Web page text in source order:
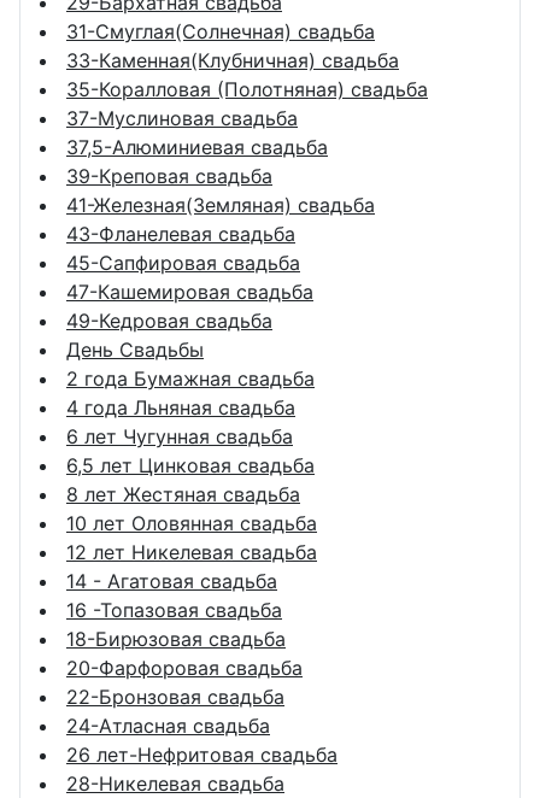
31-Смуглая(Солнечная) свадьба
33-Каменная(Клубничная) свадьба
35-Коралловая (Полотняная) свадьба
37-Муслиновая свадьба
37,5-Алюминиевая свадьба
39-Креповая свадьба
41-Железная(Земляная) свадьба
43-Фланелевая свадьба
45-Сапфировая свадьба
47-Кашемировая свадьба
49-Кедровая свадьба
День Свадьбы
2 года Бумажная свадьба
4 года Льняная свадьба
6 лет Чугунная свадьба
6,5 лет Цинковая свадьба
8 лет Жестяная свадьба
10 лет Оловянная свадьба
12 лет Никелевая свадьба
14 - Агатовая свадьба
16 -Топазовая свадьба
18-Бирюзовая свадьба
20-Фарфоровая свадьба
22-Бронзовая свадьба
24-Атласная свадьба
26 лет-Нефритовая свадьба
28-Никелевая свадьба